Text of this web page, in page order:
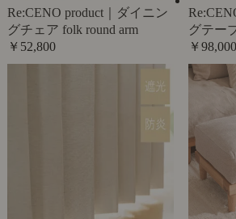
Re:CENO product｜ダイニン
グチェア folk round arm
￥52,800
グテー
￥